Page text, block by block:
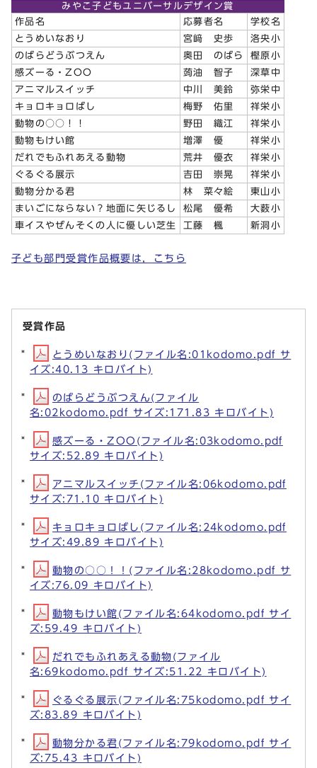
みやこ子どもユニバーサルデザイン賞
作品名
応募者名
学校名
とうめいなおり
宮﨑 史歩
洛央小
のばらどうぶつえん
奥田 のばら
樫原小
感ズーる・ZOO
蒟油 智子
深草中
アニマルスイッチ
中川 美鈴
弥栄中
キョロキョロばし
梅野 佑里
祥栄小
動物の○○！！
野田 織江
祥栄小
動物もけい館
増澤 優
祥栄小
だれでもふれあえる動物
荒井 優衣
祥栄小
ぐるぐる展示
吉田 崇晃
祥栄小
動物分かる君
林 菜々絵
東山小
まいごにならない？地面に矢じるし
松尾 優希
大薮小
車イスやぜんそくの人に優しい芝生
工藤 楓 新洞小
子ども部門受賞作品概要は，こちら
受賞作品
とうめいなおり(ファイル名:01kodomo.pdf サ
イズ:40.13 キロバイト)
のばらどうぶつえん(ファイル
名:02kodomo.pdf サイズ:171.83 キロバイト)
感ズーる・ZOO(ファイル名:03kodomo.pdf
サイズ:52.89 キロバイト)
アニマルスイッチ(ファイル名:06kodomo.pdf
サイズ:71.10 キロバイト)
キョロキョロばし(ファイル名:24kodomo.pdf
サイズ:49.89 キロバイト)
動物の○○！！(ファイル名:28kodomo.pdf サ
イズ:76.09 キロバイト)
動物もけい館(ファイル名:64kodomo.pdf サイ
ズ:59.49 キロバイト)
だれでもふれあえる動物(ファイル
名:69kodomo.pdf サイズ:51.22 キロバイト)
ぐるぐる展示(ファイル名:75kodomo.pdf サイ
ズ:83.89 キロバイト)
動物分かる君(ファイル名:79kodomo.pdf サイ
ズ:75.43 キロバイト)